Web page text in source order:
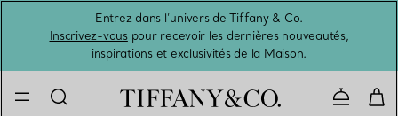
Entrez dans l’univers de Tiffany & Co.
Inscrivez-vouspour recevoir les dernières nouveautés,
inspirations et exclusivités de la Maison.